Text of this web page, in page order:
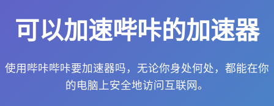
可以加速哔咔的加速器
使用哔咔哔咔要加速器吗，无论你身处何处，都能在你
的电脑上安全地访问互联网。